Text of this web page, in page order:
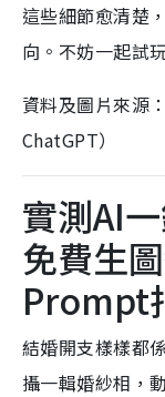
這些細節愈清楚
向。不妨一起試
資料及圖片來源
ChatGPT）
實測AI
免費生
Prompt
結婚開支樣樣都
攝一輯婚紗相，